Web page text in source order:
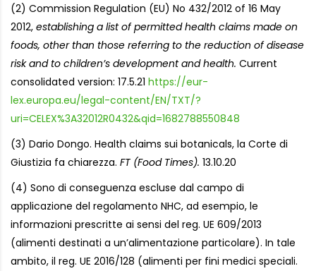
(2) Commission Regulation (EU) No 432/2012 of 16 May
2012, establishing a list of permitted health claims made on
foods, other than those referring to the reduction of disease
risk and to children’s development and health. Current
consolidated version: 17.5.21 https://eur-
lex.europa.eu/legal-content/EN/TXT/?
uri=CELEX%3A32012R0432&qid=1682788550848
(3) Dario Dongo. Health claims sui botanicals, la Corte di
Giustizia fa chiarezza. FT (Food Times). 13.10.20
(4) Sono di conseguenza escluse dal campo di
applicazione del regolamento NHC, ad esempio, le
informazioni prescritte ai sensi del reg. UE 609/2013
(alimenti destinati a un’alimentazione particolare). In tale
ambito, il reg. UE 2016/128 (alimenti per fini medici speciali.